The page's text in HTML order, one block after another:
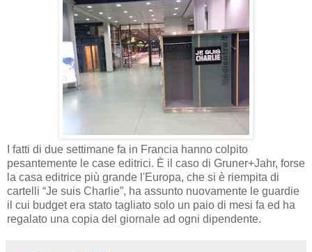
I fatti di due settimane fa in Francia hanno colpito
pesantemente le case editrici. È il caso di Gruner+Jahr, forse
la casa editrice più grande l'Europa, che si è riempita di
cartelli “Je suis Charlie”, ha assunto nuovamente le guardie
il cui budget era stato tagliato solo un paio di mesi fa ed ha
regalato una copia del giornale ad ogni dipendente.